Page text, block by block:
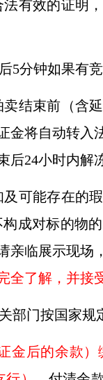
有效的证明
分钟如果有
结束前（含
将自动转
24小时内解
可能存在的
成对标的物
临展示现
了解，并接
门按国家规
后的余款